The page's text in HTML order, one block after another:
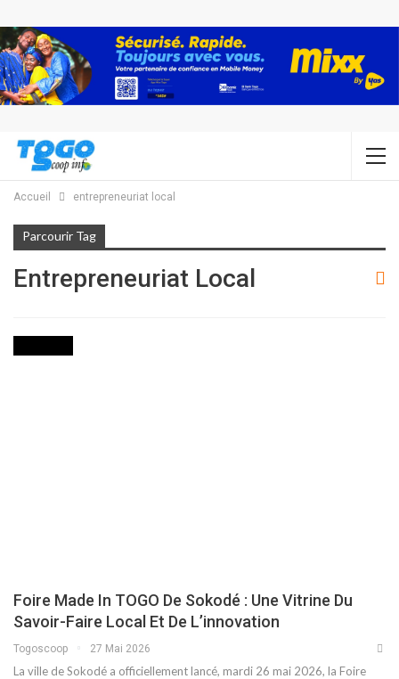
Accueil entrepreneuriat local
Parcourir Tag
Entrepreneuriat Local
Foire Made In TOGO De Sokodé : Une Vitrine Du
Savoir-Faire Local Et De L’innovation
Togoscoop 27 Mai 2026
La ville de Sokodé a officiellement lancé, mardi 26 mai 2026, la Foire